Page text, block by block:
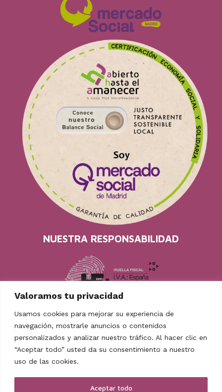
Valoramos tu privacidad
Usamos cookies para mejorar su experiencia de
navegación, mostrarle anuncios o contenidos
personalizados y analizar nuestro tráfico. Al hacer clic en
“Aceptar todo” usted da su consentimiento a nuestro
uso de las cookies.
Aceptar todo
NUESTRA RESPONSABILIDAD
Facebook InstagramYoutube Mastodon